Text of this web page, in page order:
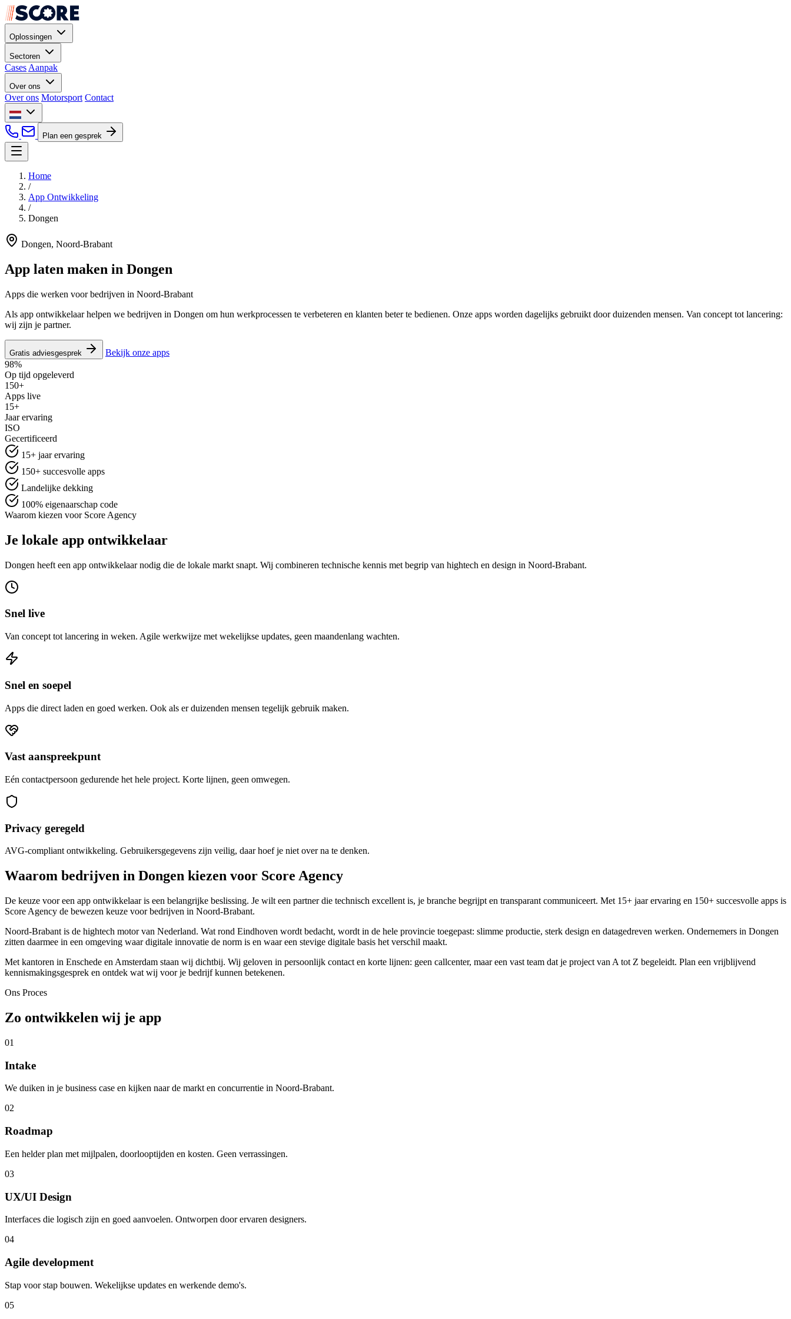
Oplossingen
Sectoren
Cases Aanpak
Over ons
Over ons Motorsport Contact
Plan een gesprek
Home
/
App Ontwikkeling
/
Dongen
Dongen, Noord-Brabant
App laten maken in Dongen
Apps die werken voor bedrijven in Noord-Brabant
Als app ontwikkelaar helpen we bedrijven in Dongen om hun werkprocessen te verbeteren en klanten beter te bedienen. Onze apps worden dagelijks gebruikt door duizenden mensen. Van concept tot lancering:
wij zijn je partner.
Gratis adviesgesprek
Bekijk onze apps
98%
Op tijd opgeleverd
150+
Apps live
15+
Jaar ervaring
ISO
Gecertificeerd
15+ jaar ervaring
150+ succesvolle apps
Landelijke dekking
100% eigenaarschap code
Waarom kiezen voor Score Agency
Je lokale app ontwikkelaar
Dongen heeft een app ontwikkelaar nodig die de lokale markt snapt. Wij combineren technische kennis met begrip van hightech en design in Noord-Brabant.
Snel live
Van concept tot lancering in weken. Agile werkwijze met wekelijkse updates, geen maandenlang wachten.
Snel en soepel
Apps die direct laden en goed werken. Ook als er duizenden mensen tegelijk gebruik maken.
Vast aanspreekpunt
Eén contactpersoon gedurende het hele project. Korte lijnen, geen omwegen.
Privacy geregeld
AVG-compliant ontwikkeling. Gebruikersgegevens zijn veilig, daar hoef je niet over na te denken.
Waarom bedrijven in Dongen kiezen voor Score Agency
De keuze voor een app ontwikkelaar is een belangrijke beslissing. Je wilt een partner die technisch excellent is, je branche begrijpt en transparant communiceert. Met 15+ jaar ervaring en 150+ succesvolle apps is
Score Agency de bewezen keuze voor bedrijven in Noord-Brabant.
Noord-Brabant is de hightech motor van Nederland. Wat rond Eindhoven wordt bedacht, wordt in de hele provincie toegepast: slimme productie, sterk design en datagedreven werken. Ondernemers in Dongen
zitten daarmee in een omgeving waar digitale innovatie de norm is en waar een stevige digitale basis het verschil maakt.
Met kantoren in Enschede en Amsterdam staan wij dichtbij. Wij geloven in persoonlijk contact en korte lijnen: geen callcenter, maar een vast team dat je project van A tot Z begeleidt. Plan een vrijblijvend
kennismakingsgesprek en ontdek wat wij voor je bedrijf kunnen betekenen.
Ons Proces
Zo ontwikkelen wij je app
01
Intake
We duiken in je business case en kijken naar de markt en concurrentie in Noord-Brabant.
02
Roadmap
Een helder plan met mijlpalen, doorlooptijden en kosten. Geen verrassingen.
03
UX/UI Design
Interfaces die logisch zijn en goed aanvoelen. Ontworpen door ervaren designers.
04
Agile development
Stap voor stap bouwen. Wekelijkse updates en werkende demo's.
05